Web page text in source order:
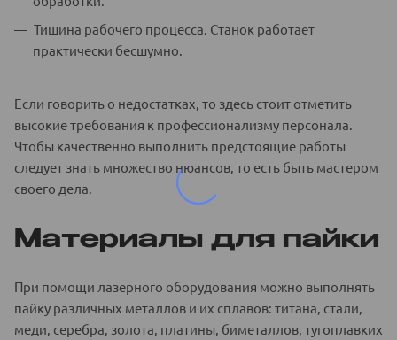
Тишина рабочего процесса. Станок работает
практически бесшумно.
Если говорить о недостатках, то здесь стоит отметить
высокие требования к профессионализму персонала.
Чтобы качественно выполнить предстоящие работы
следует знать множество нюансов, то есть быть мастером
своего дела.
Материалы для пайки
При помощи лазерного оборудования можно выполнять
пайку различных металлов и их сплавов: титана, стали,
меди, серебра, золота, платины, биметаллов, тугоплавких